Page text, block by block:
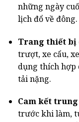
những ngày
lịch đổ về đông.
Trang thiết bị
trượt, xe cẩu,
dụng thích hợp
tải nặng.
Cam kết
trước khi làm,